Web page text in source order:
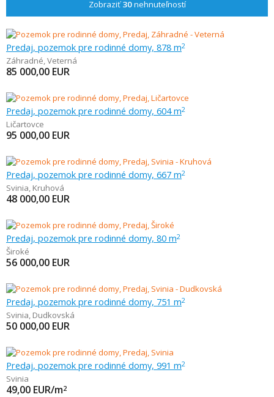
Zobraziť30nehnuteľností
Predaj, pozemok pre rodinné domy, 878 m2
Záhradné,Veterná
85 000,00 EUR
Predaj, pozemok pre rodinné domy, 604 m2
Ličartovce
95 000,00 EUR
Predaj, pozemok pre rodinné domy, 667 m2
Svinia, Kruhová
48 000,00 EUR
Predaj, pozemok pre rodinné domy, 80 m2
Široké
56 000,00 EUR
Predaj, pozemok pre rodinné domy, 751 m2
Svinia, Dudkovská
50 000,00 EUR
Predaj, pozemok pre rodinné domy, 991 m2
Svinia
49,00 EUR/m2